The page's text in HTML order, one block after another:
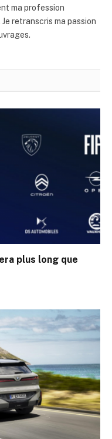
ma profession
retranscris ma passion
plus long que